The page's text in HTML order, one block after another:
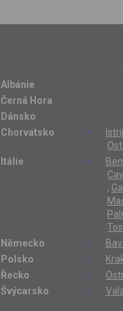
Albánie
Černá Hora
Dánsko
Chorvatsko
Itálie
,
Německo
Polsko
Řecko
Švýcarsko